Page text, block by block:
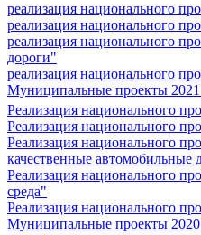
реализация национального
реализация национального
реализация национального
дороги"
реализация национального
Муниципальные проекты 2021
Реализация национального
Реализация национального
Реализация национального
качественные автомобильные
Реализация национального
среда"
Реализация национального
Муниципальные проекты 2020